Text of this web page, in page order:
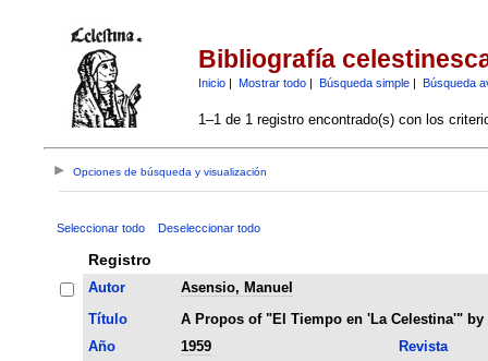
Bibliografía
Inicio| Mostrar todo| Búsqueda simple| Búsqueda
1–1 de 1 registro encontrado(s) con los
Opciones de búsqueda y visualización
Seleccionar todo Deseleccionar todo
Registro
Autor
Asensio, Manuel
Título
A Propos of "El Tiempo en 'La Celestina'"
Año
1959 Revista